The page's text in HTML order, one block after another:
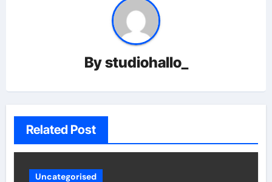
Bystudiohallo_
Related Post
Uncategorised